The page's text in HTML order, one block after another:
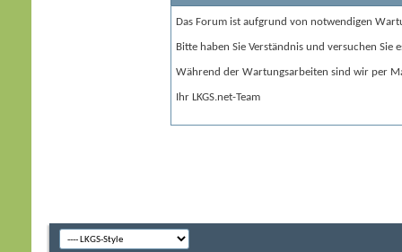
Das Forum ist aufgrund von notwendigen
Bitte haben Sie Verständnis und versuchen Sie
Während der Wartungsarbeiten sind wir per
Ihr LKGS.net-Team